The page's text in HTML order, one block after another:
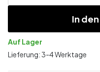
In
Auf Lager
Lieferung: 3-4 Werktage